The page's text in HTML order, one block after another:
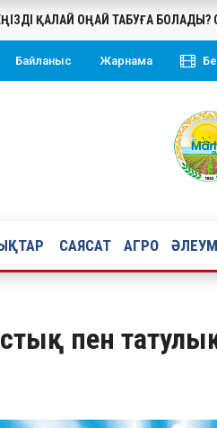
ҚАЛАЙ ОҢАЙ ТАБУҒА
Байланыс Жарнама
САЯСАТ АГРО
пен